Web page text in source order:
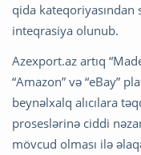
qida
inteqrasiya olunub.
Azexport.az artıq
“Amazon” və “eBay”
beynəlxalq alıcılara
proseslərinə ciddi
mövcud olması ilə